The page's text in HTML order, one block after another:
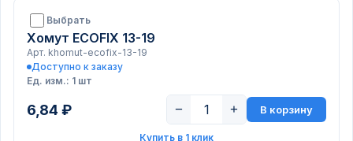
Выбрать
Хомут ECOFIX 13-19
Арт. khomut-ecofix-13-19
Доступно к заказу
Ед. изм.: 1 шт
6,84 ₽ − + В корзину
Купить в 1 клик